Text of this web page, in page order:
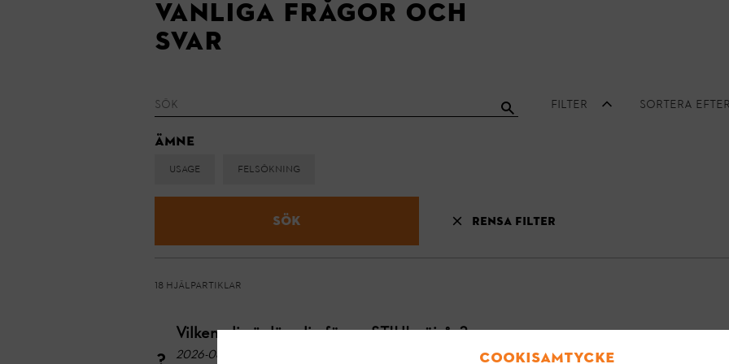
Vanliga frågor och
svar
Filter Sortera
Ämne
Usage Felsökning
Sök Rensa filter
18 hjälpartiklar
Vilken olja är lämplig för en STIHL röjsåg?
2026-08-08
- Använd 2-takts motorolja av hög kvalitet. Vi rekommenderar STIHL tvåtaktsmotorolja, som
Cookisamtycke